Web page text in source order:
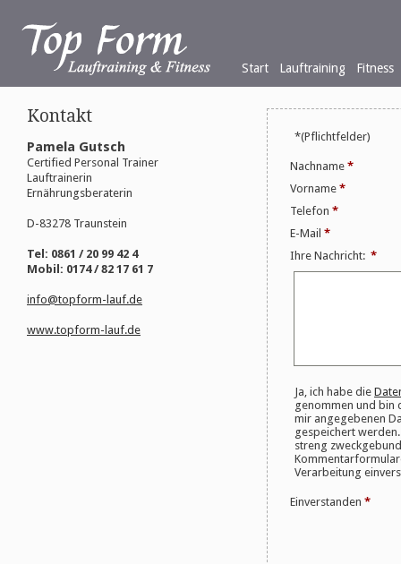
Start Lauftraining Fitness
Kontakt
Pamela Gutsch
Certified Personal Trainer
Lauftrainerin
Ernährungsberaterin
D-83278 Traunstein
Tel: 0861 / 20 99 42 4
Mobil: 0174 / 82 17 61 7
info@topform-lauf.de
www.topform-lauf.de
*(Pflichtfelder)
Nachname *
Vorname *
Telefon *
E-Mail *
Ihre Nachricht: *
Ja, ich habe die
genommen und bin
mir angegebenen
gespeichert
streng
Verarbeitung
Einverstanden *